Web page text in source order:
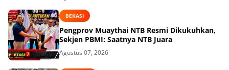
BEKASI
Pengprov Muaythai NTB Resmi Dikukuhkan,
Sekjen PBMI: Saatnya NTB Juara
Agustus 07, 2026